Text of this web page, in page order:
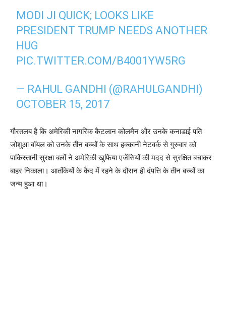
MODI JI QUICK; LOOKS LIKE
PRESIDENT TRUMP NEEDS ANOTHER
HUG
PIC.TWITTER.COM/B4001YW5RG
— RAHUL GANDHI (@RAHULGANDHI)
OCTOBER 15, 2017
गौरतलब है कि अमेरिकी नागरिक कैटलान कोलमैन और उनके कनाडाई पति
जोशुआ बॉयल को उनके तीन बच्चों के साथ हक्कानी नेटवर्क से गुरुवार को
पाकिस्तानी सुरक्षा बलों ने अमेरिकी खुफिया एजेंसियों की मदद से सुरक्षित बचाकर
बाहर निकाला। आतंकियों के कैद में रहने के दौरान ही दंपत्ति के तीन बच्चों का
जन्म हुआ था।